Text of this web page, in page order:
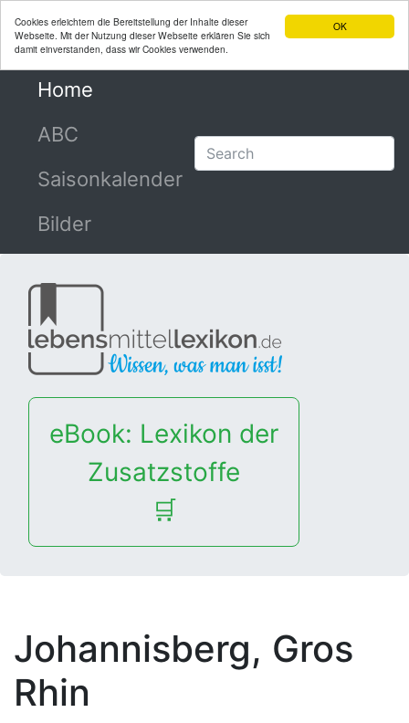
OK
Cookies erleichtern die Bereitstellung der Inhalte dieser
Webseite. Mit der Nutzung dieser Webseite erklären Sie sich
damit einverstanden, dass wir Cookies verwenden.
Home
ABC
Saisonkalender
Bilder
eBook: Lexikon der
Zusatzstoffe
🛒
Johannisberg, Gros
Rhin